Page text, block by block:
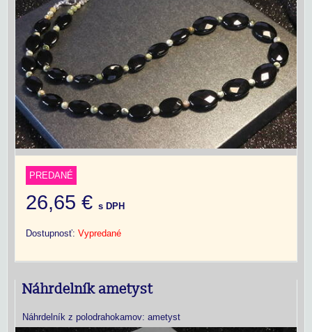
PREDANÉ
26,65 € s DPH
Dostupnosť: Vypredané
Náhrdelník ametyst
Náhrdelník z polodrahokamov: ametyst